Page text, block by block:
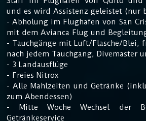
und es wird Assistenz geleistet (nur
- Abholung im Flughafen von San
mit dem Avianca Flug und
- Tauchgänge mit Luft/Flasche/Blei,
nach jedem Tauchgang, Divemaster
- 3 Landausflüge
- Freies Nitrox
- Alle Mahlzeiten und Getränke
zum Abendessen)
- Mitte Woche Wechsel der
Getränkeservice